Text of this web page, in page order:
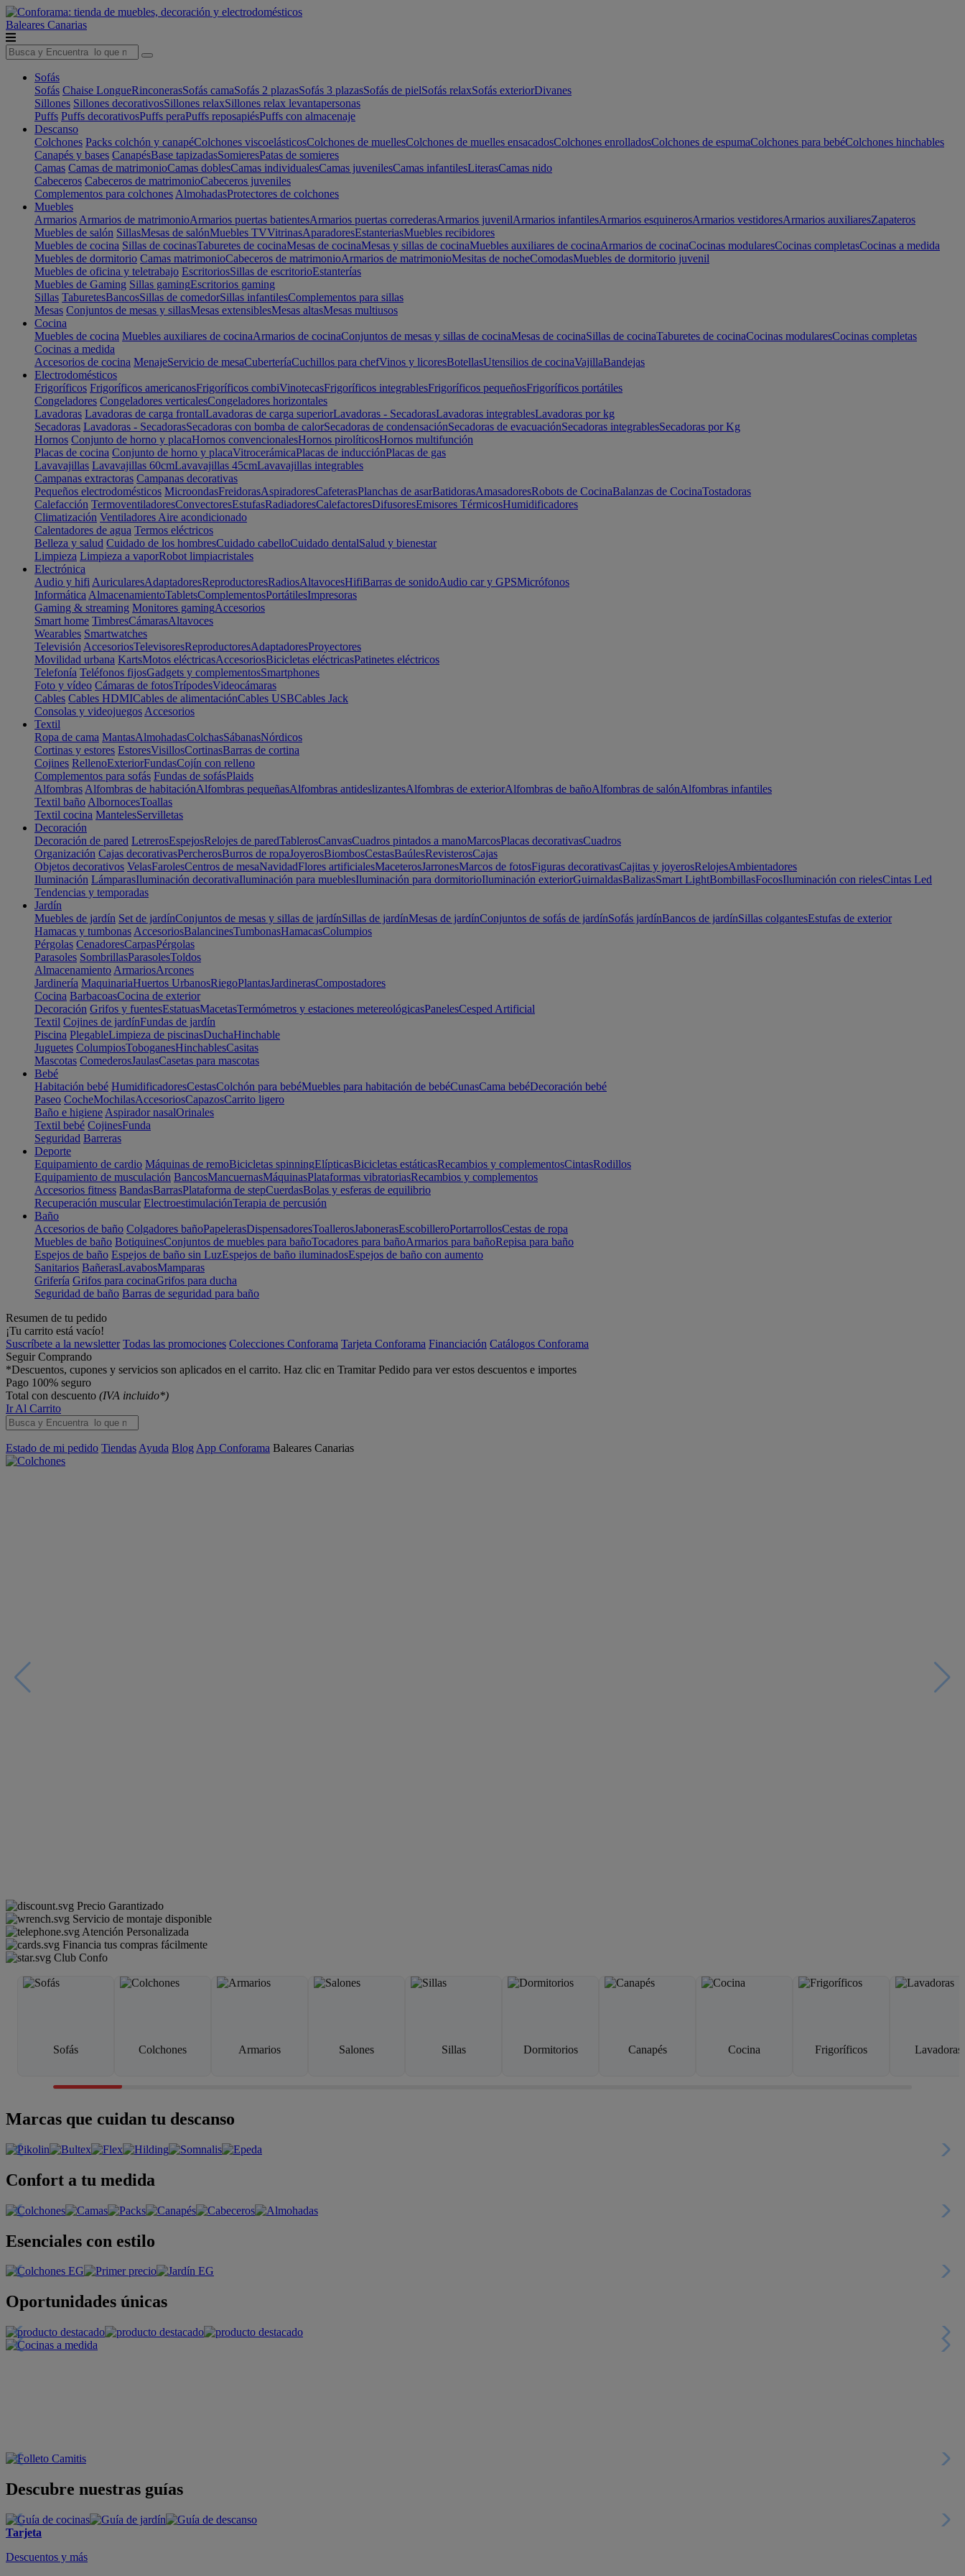
Baleares Canarias
Sofás
Sofás Chaise LongueRinconerasSofás camaSofás 2 plazasSofás 3 plazasSofás de pielSofás relaxSofás exteriorDivanes
Sillones Sillones decorativosSillones relaxSillones relax levantapersonas
Puffs Puffs decorativosPuffs peraPuffs reposapiésPuffs con almacenaje
Descanso
Colchones Packs colchón y canapéColchones viscoelásticosColchones de muellesColchones de muelles ensacadosColchones enrolladosColchones de espumaColchones para bebéColchones hinchables
Canapés y bases CanapésBase tapizadasSomieresPatas de somieres
Camas Camas de matrimonioCamas doblesCamas individualesCamas juvenilesCamas infantilesLiterasCamas nido
Cabeceros Cabeceros de matrimonioCabeceros juveniles
Complementos para colchones AlmohadasProtectores de colchones
Muebles
Armarios Armarios de matrimonioArmarios puertas batientesArmarios puertas correderasArmarios juvenilArmarios infantilesArmarios esquinerosArmarios vestidoresArmarios auxiliaresZapateros
Muebles de salón SillasMesas de salónMuebles TVVitrinasAparadoresEstanteriasMuebles recibidores
Muebles de cocina Sillas de cocinasTaburetes de cocinaMesas de cocinaMesas y sillas de cocinaMuebles auxiliares de cocinaArmarios de cocinaCocinas modularesCocinas completasCocinas a medida
Muebles de dormitorio Camas matrimonioCabeceros de matrimonioArmarios de matrimonioMesitas de nocheComodasMuebles de dormitorio juvenil
Muebles de oficina y teletrabajo EscritoriosSillas de escritorioEstanterías
Muebles de Gaming Sillas gamingEscritorios gaming
Sillas TaburetesBancosSillas de comedorSillas infantilesComplementos para sillas
Mesas Conjuntos de mesas y sillasMesas extensiblesMesas altasMesas multiusos
Cocina
Muebles de cocina Muebles auxiliares de cocinaArmarios de cocinaConjuntos de mesas y sillas de cocinaMesas de cocinaSillas de cocinaTaburetes de cocinaCocinas modularesCocinas completas
Cocinas a medida
Accesorios de cocina MenajeServicio de mesaCuberteríaCuchillos para chefVinos y licoresBotellasUtensilios de cocinaVajillaBandejas
Electrodomésticos
Frigoríficos Frigoríficos americanosFrigoríficos combiVinotecasFrigoríficos integrablesFrigoríficos pequeñosFrigoríficos portátiles
Congeladores Congeladores verticalesCongeladores horizontales
Lavadoras Lavadoras de carga frontalLavadoras de carga superiorLavadoras - SecadorasLavadoras integrablesLavadoras por kg
Secadoras Lavadoras - SecadorasSecadoras con bomba de calorSecadoras de condensaciónSecadoras de evacuaciónSecadoras integrablesSecadoras por Kg
Hornos Conjunto de horno y placaHornos convencionalesHornos pirolíticosHornos multifunción
Placas de cocina Conjunto de horno y placaVitrocerámicaPlacas de inducciónPlacas de gas
Lavavajillas Lavavajillas 60cmLavavajillas 45cmLavavajillas integrables
Campanas extractoras Campanas decorativas
Pequeños electrodomésticos MicroondasFreidorasAspiradoresCafeterasPlanchas de asarBatidorasAmasadoresRobots de CocinaBalanzas de CocinaTostadoras
Calefacción TermoventiladoresConvectoresEstufasRadiadoresCalefactoresDifusoresEmisores TérmicosHumidificadores
Climatización Ventiladores Aire acondicionado
Calentadores de agua Termos eléctricos
Belleza y salud Cuidado de los hombresCuidado cabelloCuidado dentalSalud y bienestar
Limpieza Limpieza a vaporRobot limpiacristales
Electrónica
Audio y hifi AuricularesAdaptadoresReproductoresRadiosAltavocesHifiBarras de sonidoAudio car y GPSMicrófonos
Informática AlmacenamientoTabletsComplementosPortátilesImpresoras
Gaming & streaming Monitores gamingAccesorios
Smart home TimbresCámarasAltavoces
Wearables Smartwatches
Televisión AccesoriosTelevisoresReproductoresAdaptadoresProyectores
Movilidad urbana KartsMotos eléctricasAccesoriosBicicletas eléctricasPatinetes eléctricos
Telefonía Teléfonos fijosGadgets y complementosSmartphones
Foto y vídeo Cámaras de fotosTrípodesVideocámaras
Cables Cables HDMICables de alimentaciónCables USBCables Jack
Consolas y videojuegos Accesorios
Textil
Ropa de cama MantasAlmohadasColchasSábanasNórdicos
Cortinas y estores EstoresVisillosCortinasBarras de cortina
Cojines RellenoExteriorFundasCojín con relleno
Complementos para sofás Fundas de sofásPlaids
Alfombras Alfombras de habitaciónAlfombras pequeñasAlfombras antideslizantesAlfombras de exteriorAlfombras de bañoAlfombras de salónAlfombras infantiles
Textil baño AlbornocesToallas
Textil cocina MantelesServilletas
Decoración
Decoración de pared LetrerosEspejosRelojes de paredTablerosCanvasCuadros pintados a manoMarcosPlacas decorativasCuadros
Organización Cajas decorativasPercherosBurros de ropaJoyerosBiombosCestasBaúlesRevisterosCajas
Objetos decorativos VelasFarolesCentros de mesaNavidadFlores artificialesMaceterosJarronesMarcos de fotosFiguras decorativasCajitas y joyerosRelojesAmbientadores
Iluminación LámparasIluminación decorativaIluminación para mueblesIluminación para dormitorioIluminación exteriorGuirnaldasBalizasSmart LightBombillasFocosIluminación con rielesCintas Led
Tendencias y temporadas
Jardín
Muebles de jardín Set de jardínConjuntos de mesas y sillas de jardínSillas de jardínMesas de jardínConjuntos de sofás de jardínSofás jardínBancos de jardínSillas colgantesEstufas de exterior
Hamacas y tumbonas AccesoriosBalancinesTumbonasHamacasColumpios
Pérgolas CenadoresCarpasPérgolas
Parasoles SombrillasParasolesToldos
Almacenamiento ArmariosArcones
Jardinería MaquinariaHuertos UrbanosRiegoPlantasJardinerasCompostadores
Cocina BarbacoasCocina de exterior
Decoración Grifos y fuentesEstatuasMacetasTermómetros y estaciones metereológicasPanelesCesped Artificial
Textil Cojines de jardínFundas de jardín
Piscina PlegableLimpieza de piscinasDuchaHinchable
Juguetes ColumpiosToboganesHinchablesCasitas
Mascotas ComederosJaulasCasetas para mascotas
Bebé
Habitación bebé HumidificadoresCestasColchón para bebéMuebles para habitación de bebéCunasCama bebéDecoración bebé
Paseo CocheMochilasAccesoriosCapazosCarrito ligero
Baño e higiene Aspirador nasalOrinales
Textil bebé CojinesFunda
Seguridad Barreras
Deporte
Equipamiento de cardio Máquinas de remoBicicletas spinningElípticasBicicletas estáticasRecambios y complementosCintasRodillos
Equipamiento de musculación BancosMancuernasMáquinasPlataformas vibratoriasRecambios y complementos
Accesorios fitness BandasBarrasPlataforma de stepCuerdasBolas y esferas de equilibrio
Recuperación muscular ElectroestimulaciónTerapia de percusión
Baño
Accesorios de baño Colgadores bañoPapelerasDispensadoresToallerosJabonerasEscobilleroPortarrollosCestas de ropa
Muebles de baño BotiquinesConjuntos de muebles para bañoTocadores para bañoArmarios para bañoRepisa para baño
Espejos de baño Espejos de baño sin LuzEspejos de baño iluminadosEspejos de baño con aumento
Sanitarios BañerasLavabosMamparas
Grifería Grifos para cocinaGrifos para ducha
Seguridad de baño Barras de seguridad para baño
Resumen de tu pedido
¡Tu carrito está vacío!
Suscríbete a la newsletter Todas las promociones Colecciones Conforama Tarjeta Conforama Financiación Catálogos Conforama
Seguir Comprando
*Descuentos, cupones y servicios son aplicados en el carrito. Haz clic en Tramitar Pedido para ver estos descuentos e importes
Pago 100% seguro
Total con descuento (IVA incluido*)
Ir Al Carrito
Estado de mi pedido Tiendas Ayuda Blog App Conforama Baleares Canarias
Precio Garantizado
Servicio de montaje disponible
Atención Personalizada
Financia tus compras fácilmente
Club Confo
Sofás Colchones Armarios Salones Sillas Dormitorios Canapés Cocina Frigoríficos Lavadoras
Marcas que cuidan tu descanso
Confort a tu medida
Esenciales con estilo
Oportunidades únicas
Descubre nuestras guías
Tarjeta
Descuentos y más